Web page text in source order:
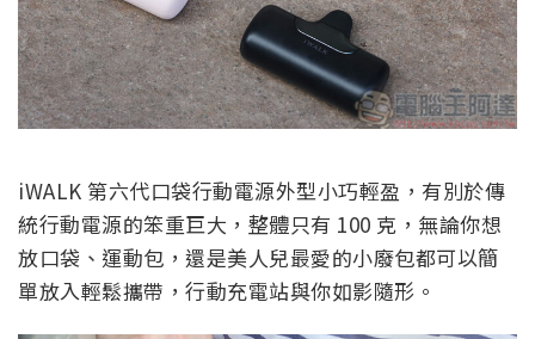
iWALK 第六代口袋行動電源外型小巧輕盈，有別於傳
統行動電源的笨重巨大，整體只有 100 克，無論你想
放口袋、運動包，還是美人兒最愛的小廢包都可以簡
單放入輕鬆攜帶，行動充電站與你如影隨形。